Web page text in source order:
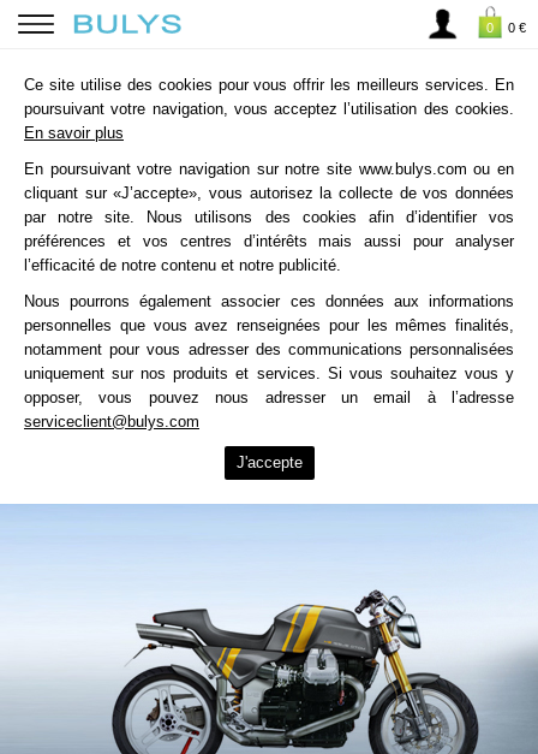
0 0 €
Ce site utilise des cookies pour vous offrir les meilleurs services. En
poursuivant votre navigation, vous acceptez l’utilisation des cookies.
En savoir plus
En poursuivant votre navigation sur notre site www.bulys.com ou en
cliquant sur «J’accepte», vous autorisez la collecte de vos données
par notre site. Nous utilisons des cookies afin d’identifier vos
préférences et vos centres d’intérêts mais aussi pour analyser
l’efficacité de notre contenu et notre publicité.
Nous pourrons également associer ces données aux informations
personnelles que vous avez renseignées pour les mêmes finalités,
notamment pour vous adresser des communications personnalisées
uniquement sur nos produits et services. Si vous souhaitez vous y
opposer, vous pouvez nous adresser un email à l’adresse
serviceclient@bulys.com
J'accepte